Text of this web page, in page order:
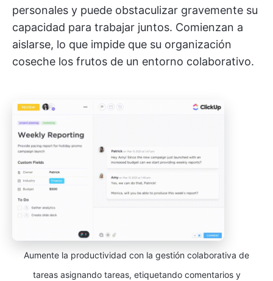
personales y puede obstaculizar gravemente su
capacidad para trabajar juntos. Comienzan a
aislarse, lo que impide que su organización
coseche los frutos de un entorno colaborativo.
Aumente la productividad con la gestión colaborativa de
tareas asignando tareas, etiquetando comentarios y